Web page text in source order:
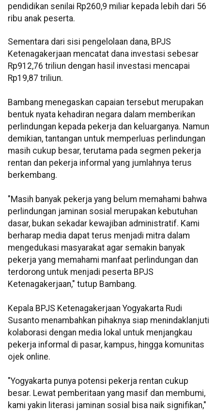
pendidikan senilai Rp260,9 miliar kepada lebih dari 56
ribu anak peserta.
Sementara dari sisi pengelolaan dana, BPJS
Ketenagakerjaan mencatat dana investasi sebesar
Rp912,76 triliun dengan hasil investasi mencapai
Rp19,87 triliun.
Bambang menegaskan capaian tersebut merupakan
bentuk nyata kehadiran negara dalam memberikan
perlindungan kepada pekerja dan keluarganya. Namun
demikian, tantangan untuk memperluas perlindungan
masih cukup besar, terutama pada segmen pekerja
rentan dan pekerja informal yang jumlahnya terus
berkembang.
"Masih banyak pekerja yang belum memahami bahwa
perlindungan jaminan sosial merupakan kebutuhan
dasar, bukan sekadar kewajiban administratif. Kami
berharap media dapat terus menjadi mitra dalam
mengedukasi masyarakat agar semakin banyak
pekerja yang memahami manfaat perlindungan dan
terdorong untuk menjadi peserta BPJS
Ketenagakerjaan," tutup Bambang.
Kepala BPJS Ketenagakerjaan Yogyakarta Rudi
Susanto menambahkan pihaknya siap menindaklanjuti
kolaborasi dengan media lokal untuk menjangkau
pekerja informal di pasar, kampus, hingga komunitas
ojek online.
"Yogyakarta punya potensi pekerja rentan cukup
besar. Lewat pemberitaan yang masif dan membumi,
kami yakin literasi jaminan sosial bisa naik signifikan,"